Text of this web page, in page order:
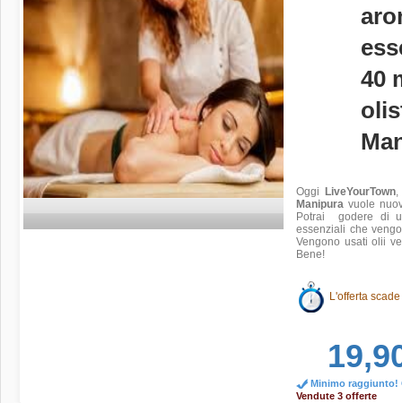
40
OggiLiveYourTown,
Manipura vuole
Potrai godere di
essenziali che
Vengono usati olii
Bene!
L'offerta
Minimo raggiunto!
Vendute 3 offerte